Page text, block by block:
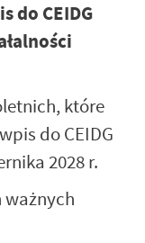
do CEIDG
które
do CEIDG
2028 r.